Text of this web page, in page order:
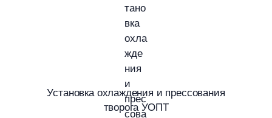
Установка охлаждения и прессования
творога УОПТ